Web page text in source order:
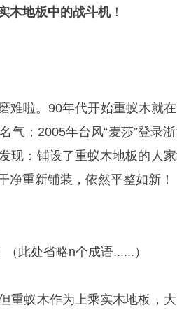
木地板中的战斗机！
难啦。90年代开始重蚁木就
气；2005年台风“麦莎”登录
现：铺设了重蚁木地板的人
净重新铺装，依然平整如新！
此处省略n个成语......）
重蚁木作为上乘实木地板，